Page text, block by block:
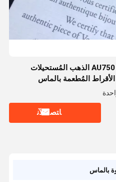
الذهب الحقيقي من الـ 18 كارت AU750 الذهب المُستحيلات
الأقراط المُطعمة بالماس
ﺎﺘﺼﻟ ﺍﻶﻧ
بالماس